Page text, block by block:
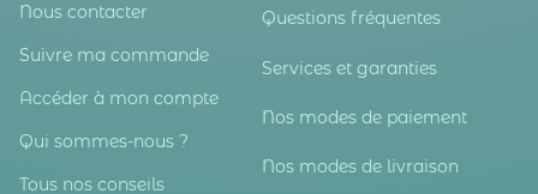
Nous contacter
Suivre ma commande
Accéder à mon compte
Qui sommes-nous ?
Tous nos conseils
Questions fréquentes
Services et garanties
Nos modes de paiement
Nos modes de livraison